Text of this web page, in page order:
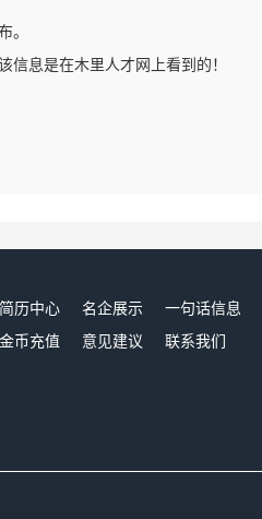
。
信息是在木里人才网上看到的！
简历中心 名企展示 一句话信息
金币充值 意见建议 联系我们